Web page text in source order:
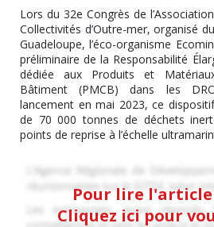
Lors du 32e Congrès de
Collectivités d’Outre-mer, organisé
Guadeloupe, l’éco-organisme
préliminaire de la Responsabilité
dédiée aux Produits et
Bâtiment (PMCB) dans les
lancement en mai 2023, ce
de 70 000 tonnes de déchets
points de reprise à l’échelle
Pour lire
Cliquez ici pour